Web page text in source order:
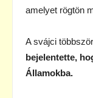
amelyet rögtön
A svájci
bejelentette,
Államokba.